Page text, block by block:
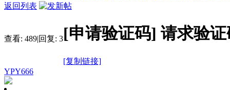
返回列表
查看: 489|回复: 3[申请验证码] 请求验
[复制链接]
YPY666